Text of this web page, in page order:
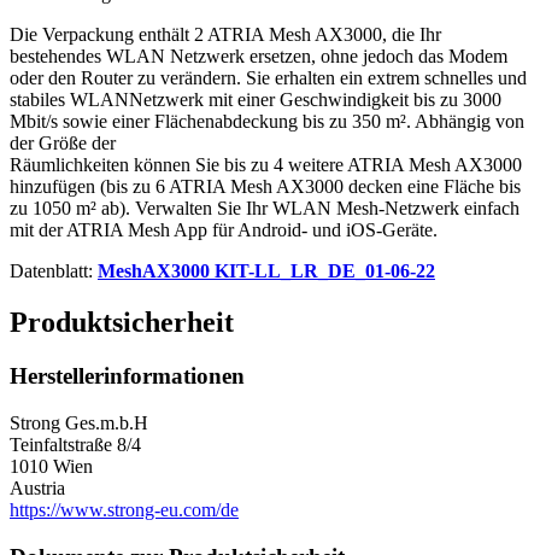
Die Verpackung enthält 2 ATRIA Mesh AX3000, die Ihr
bestehendes WLAN Netzwerk ersetzen, ohne jedoch das Modem
oder den Router zu verändern. Sie erhalten ein extrem schnelles und
stabiles WLANNetzwerk mit einer Geschwindigkeit bis zu 3000
Mbit/s sowie einer Flächenabdeckung bis zu 350 m². Abhängig von
der Größe der
Räumlichkeiten können Sie bis zu 4 weitere ATRIA Mesh AX3000
hinzufügen (bis zu 6 ATRIA Mesh AX3000 decken eine Fläche bis
zu 1050 m² ab). Verwalten Sie Ihr WLAN Mesh-Netzwerk einfach
mit der ATRIA Mesh App für Android- und iOS-Geräte.
Datenblatt: MeshAX3000 KIT-LL_LR_DE_01-06-22
Produktsicherheit
Herstellerinformationen
Strong Ges.m.b.H
Teinfaltstraße 8/4
1010 Wien
Austria
https://www.strong-eu.com/de